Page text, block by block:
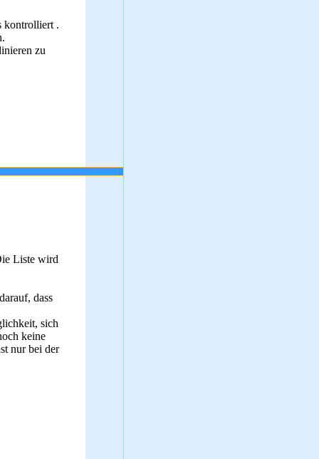
kontrolliert .
zu
Liste wird
dass
sich
keine
nur bei der